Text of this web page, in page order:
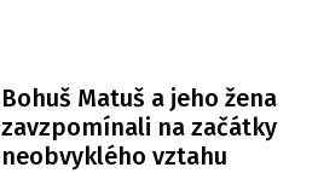
Bohuš Matuš a jeho žena
zavzpomínali na začátky
neobvyklého vztahu